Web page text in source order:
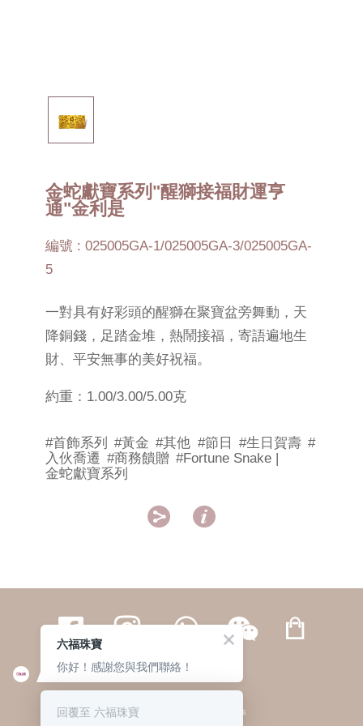
金蛇獻寶系列"醒獅接福財運亨
通"金利是
編號 : 025005GA-1/025005GA-3/025005GA-
5
一對具有好彩頭的醒獅在聚寶盆旁舞動，天
降銅錢，足踏金堆，熱鬧接福，寄語遍地生
財、平安無事的美好祝福。
約重：1.00/3.00/5.00克
#首飾系列 #黃金 #其他 #節日 #生日賀壽 #
入伙喬遷 #商務饋贈 #Fortune Snake |
金蛇獻寶系列
 
繁體 | 簡体
© 六福集團 版權所有 不得轉載 私隱政策
六福珠寶
你好！感謝您與我們聯絡！
回覆至 六福珠寶